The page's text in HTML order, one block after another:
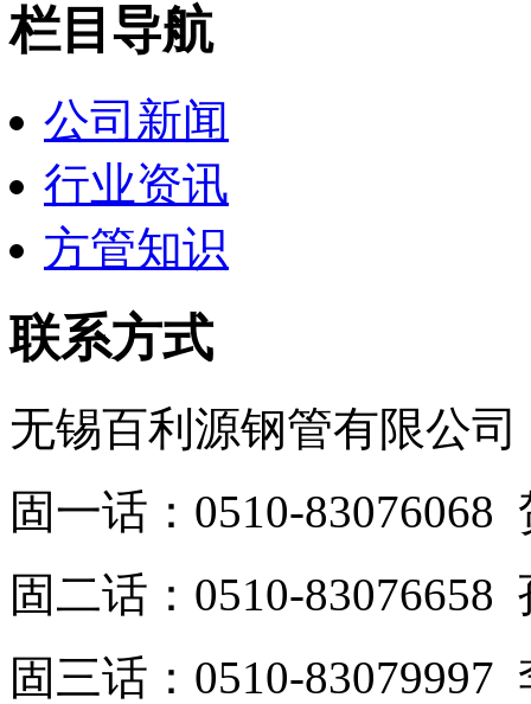
栏目导航
公司新闻
行业资讯
方管知识
联系方式
无锡百利源钢管有限公司
固一话：0510-
固二话：0510-83076658
固三话：0510-83079997